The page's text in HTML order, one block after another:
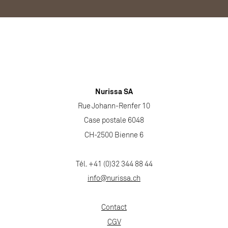
Nurissa SA
Rue Johann-Renfer 10
Case postale 6048
CH-2500 Bienne 6
Tél. +41 (0)32 344 88 44
info@nurissa.ch
Contact
CGV